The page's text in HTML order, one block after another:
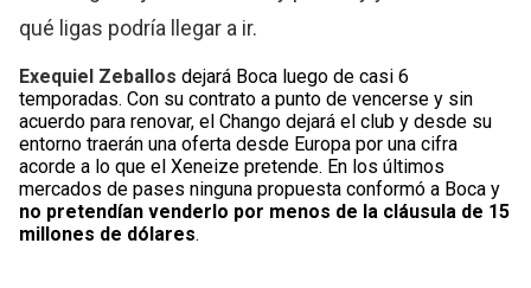
qué ligas podría llegar a ir.
Exequiel Zeballos dejará Boca luego de casi 6
temporadas. Con su contrato a punto de vencerse y sin
acuerdo para renovar, el Chango dejará el club y desde su
entorno traerán una oferta desde Europa por una cifra
acorde a lo que el Xeneize pretende. En los últimos
mercados de pases ninguna propuesta conformó a Boca y
no pretendían venderlo por menos de la cláusula de 15
millones de dólares.